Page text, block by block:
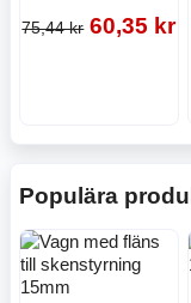
75,44 kr 60,35 kr
Populära